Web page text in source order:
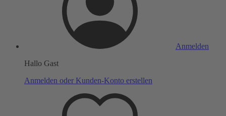
Anmelden
Hallo Gast
Anmelden oder Kunden-Konto erstellen